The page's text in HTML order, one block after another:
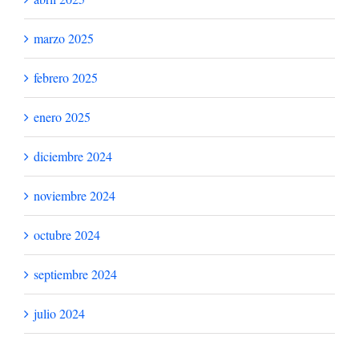
abril 2026
marzo 2026
febrero 2026
enero 2026
diciembre 2025
noviembre 2025
octubre 2025
septiembre 2025
agosto 2025